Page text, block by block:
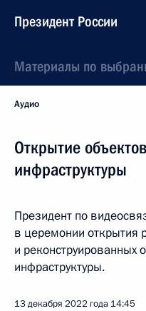
Президент России
Материалы по
Аудио
Открытие
инфраструктуры
Президент по
в церемонии открытия
и реконструированных
инфраструктуры.
13 декабря 2022 года 14:45